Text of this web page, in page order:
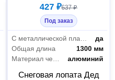
427 ₽637 ₽
Под заказ
да
Общая длина
1300 мм
алюминий
Снеговая лопата Дед